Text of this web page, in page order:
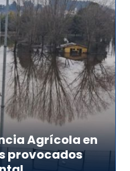
Agrícola en
provocados